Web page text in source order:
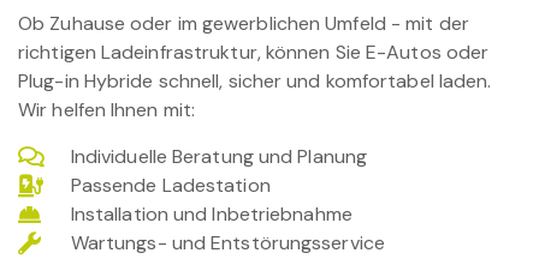
Ob Zuhause oder im gewerblichen Umfeld - mit der
richtigen Ladeinfrastruktur, können Sie E-Autos oder
Plug-in Hybride schnell, sicher und komfortabel laden.
Wir helfen Ihnen mit:
Individuelle Beratung und Planung
Passende Ladestation
Installation und Inbetriebnahme
Wartungs- und Entstörungsservice